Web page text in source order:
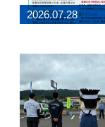
2026.07.28